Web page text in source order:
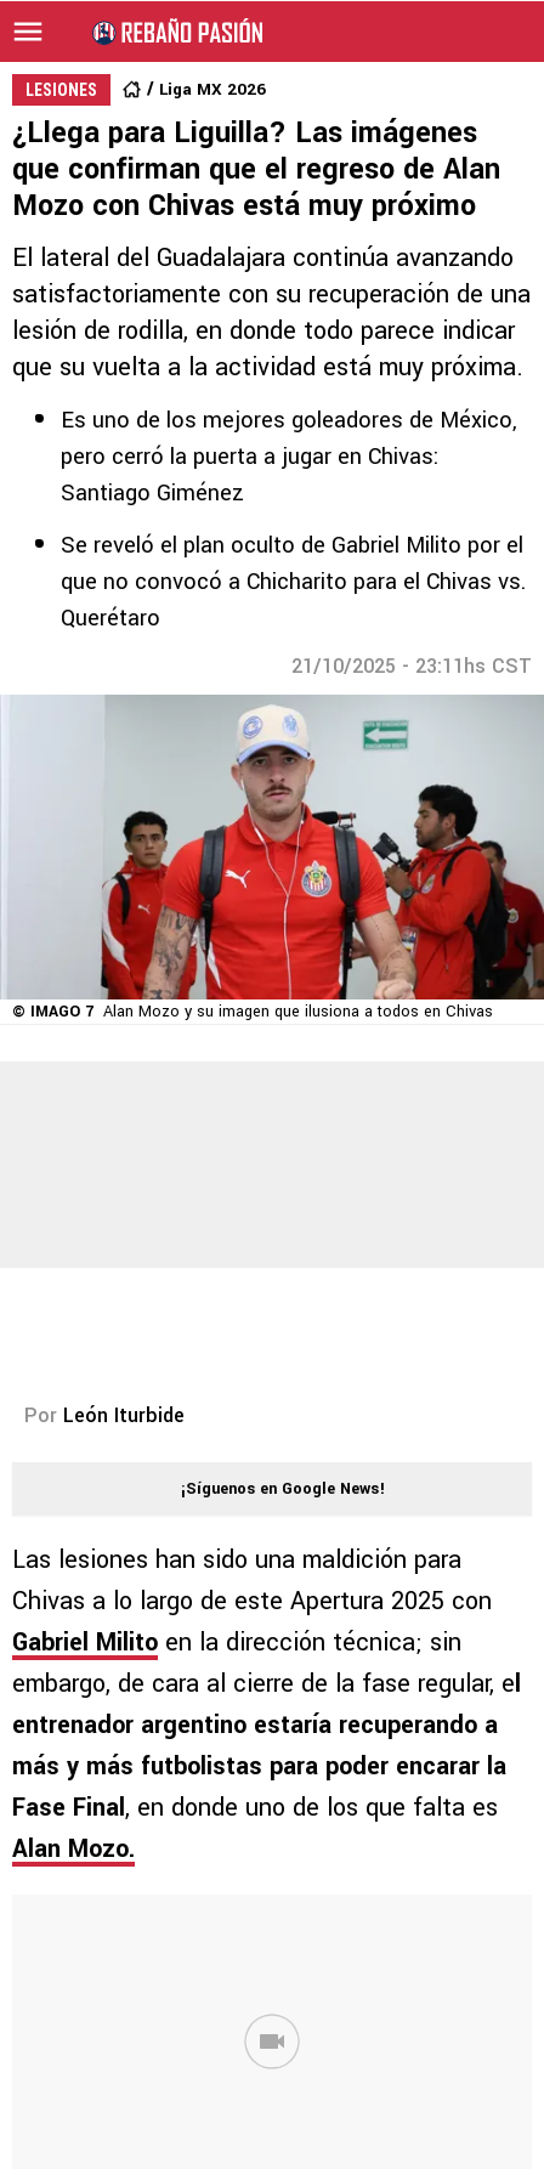
LESIONES Liga MX 2026
¿Llega para Liguilla? Las imágenes
que confirman que el regreso de Alan
Mozo con Chivas está muy próximo
El lateral del Guadalajara continúa avanzando
satisfactoriamente con su recuperación de una
lesión de rodilla, en donde todo parece indicar
que su vuelta a la actividad está muy próxima.
Es uno de los mejores goleadores de México,
pero cerró la puerta a jugar en Chivas:
Santiago Giménez
Se reveló el plan oculto de Gabriel Milito por el
que no convocó a Chicharito para el Chivas vs.
Querétaro
21/10/2025 - 23:11hs CST
© IMAGO 7 Alan Mozo y su imagen que ilusiona a todos en Chivas
Por León Iturbide
¡Síguenos en Google News!
Las lesiones han sido una maldición para
Chivas a lo largo de este Apertura 2025 con
Gabriel Milito en la dirección técnica; sin
embargo, de cara al cierre de la fase regular, el
entrenador argentino estaría recuperando a
más y más futbolistas para poder encarar la
Fase Final, en donde uno de los que falta es
Alan Mozo.